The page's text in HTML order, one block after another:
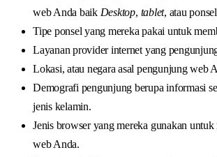
web Anda baik Desktop, tablet, atau
Tipe ponsel yang mereka pakai untuk
Layanan provider internet yang
Lokasi, atau negara asal pengunjung web
Demografi pengunjung berupa informasi
jenis kelamin.
Jenis browser yang mereka gunakan untuk
web Anda.